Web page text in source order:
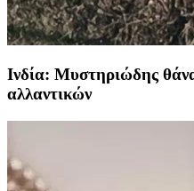
Ινδία: Μυστηριώδης
αλλαντικών